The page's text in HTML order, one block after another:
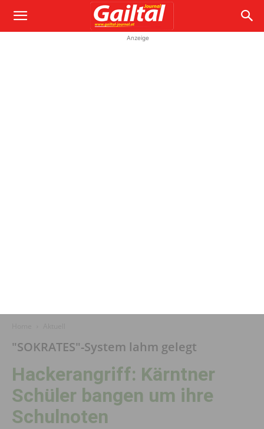
Anzeige
"SOKRATES"-System lahm gelegt
Hackerangriff: Kärntner
Schüler bangen um ihre
Schul­noten